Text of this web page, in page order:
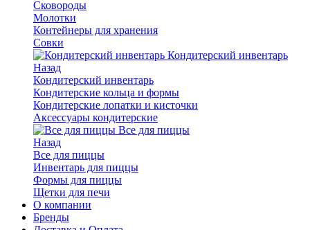
Сковороды
Молотки
Контейнеры для хранения
Совки
Кондитерский инвентарь
Назад
Кондитерский инвентарь
Кондитерские кольца и формы
Кондитерские лопатки и кисточки
Аксессуары кондитерские
Все для пиццы
Назад
Все для пиццы
Инвентарь для пиццы
Формы для пиццы
Щетки для печи
О компании
Бренды